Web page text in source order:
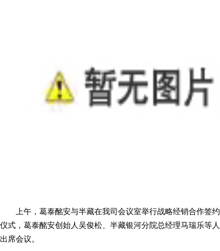
上午，葛泰酩安与半藏在我司会议室举行战略经销合作签约
仪式，葛泰酩安创始人吴俊松、半藏银河分院总经理马瑞乐等人
出席会议。